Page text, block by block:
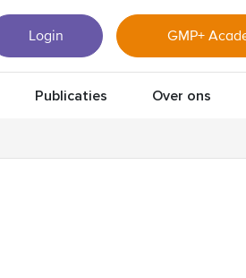
Login GMP+
Publicaties Over ons